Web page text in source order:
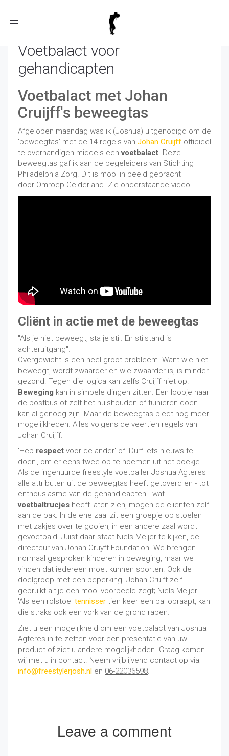
Toggle
Voetbalact voor
gehandicapten
Voetbalact met Johan
Cruijff's beweegtas
Afgelopen maandag was ik (Joshua) uitgenodigd om de
'beweegtas' met de 14 regels van Johan Cruijff officieel
te overhandigen middels eenvoetbalact. Deze
beweegtas gaf ik aan de begeleiders van Stichting
Philadelphia Zorg. Dit is mooi in beeld gebracht
door Omroep Gelderland. Zie onderstaande video!
Cliënt in actie met de beweegtas
"Als je niet beweegt, sta je stil. En stilstand is
achteruitgang".
Overgewicht is een heel groot probleem. Want wie niet
beweegt, wordt zwaarder en wie zwaarder is, is minder
gezond. Tegen die logica kan zelfs Cruijff niet op.
Beweging kan in simpele dingen zitten. Een loopje naar
de postbus of zelf het huishouden of tuinieren doen
kan al genoeg zijn. Maar de beweegtas biedt nog meer
mogelijkheden. Alles volgens de veertien regels van
Johan Cruijff.
'Heb respect voor de ander' of 'Durf iets nieuws te
doen', om er eens twee op te noemen uit het boekje.
Als de ingehuurde freestyle voetballer Joshua Agteres
alle attributen uit de beweegtas heeft getoverd en - tot
enthousiasme van de gehandicapten - wat
voetbaltrucjes heeft laten zien, mogen de cliënten zelf
aan de bak. In de ene zaal zit een groepje op stoelen
met zakjes over te gooien, in een andere zaal wordt
gevoetbald. Juist daar staat Niels Meijer te kijken, de
directeur van Johan Cruyff Foundation. We brengen
normaal gesproken kinderen in beweging, maar we
vinden dat iedereen moet kunnen sporten. Ook de
doelgroep met een beperking. Johan Cruiff zelf
gebruikt altijd een mooi voorbeeld zegt; Niels Meijer.
'Als een rolstoel tennisser tien keer een bal opraapt, kan
die straks ook een vork van de grond rapen.
Ziet u een mogelijkheid om een voetbalact van Joshua
Agteres in te zetten voor een presentatie van uw
product of ziet u andere mogelijkheden. Graag komen
wij met u in contact. Neem vrijblijvend contact op via;
info@freestylerjosh.nl en 06-22036598.
Leave a comment